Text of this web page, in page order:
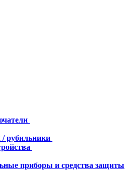
рубильники
приборы и средства защиты